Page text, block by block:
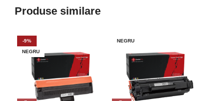
Produse similare
-9%
NEGRU
NEGRU